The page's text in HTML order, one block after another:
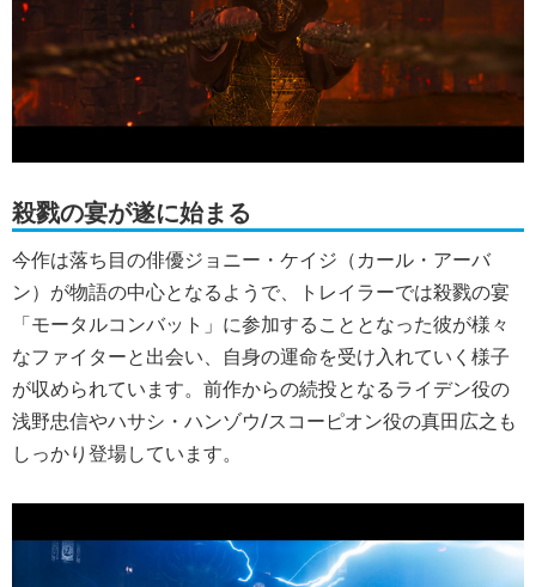
殺戮の宴が遂に始まる
今作は落ち目の俳優ジョニー・ケイジ（カール・アーバ
ン）が物語の中心となるようで、トレイラーでは殺戮の宴
「モータルコンバット」に参加することとなった彼が様々
なファイターと出会い、自身の運命を受け入れていく様子
が収められています。前作からの続投となるライデン役の
浅野忠信やハサシ・ハンゾウ/スコーピオン役の真田広之も
しっかり登場しています。